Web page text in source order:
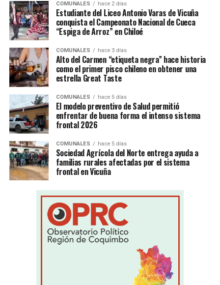
COMUNALES hace 2 días
Estudiante del Liceo Antonio Varas de Vicuña
conquista el Campeonato Nacional de Cueca
“Espiga de Arroz” en Chiloé
COMUNALES hace 3 días
Alto del Carmen “etiqueta negra” hace historia
como el primer pisco chileno en obtener una
estrella Great Taste
COMUNALES hace 5 días
El modelo preventivo de Salud permitió
enfrentar de buena forma el intenso sistema
frontal 2026
COMUNALES hace 5 días
Sociedad Agrícola del Norte entrega ayuda a
familias rurales afectadas por el sistema
frontal en Vicuña